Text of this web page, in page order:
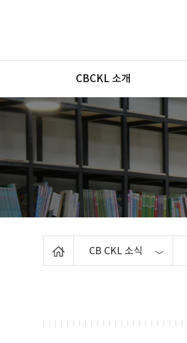
메뉴
CBCKL 소개
CB CKL 소식